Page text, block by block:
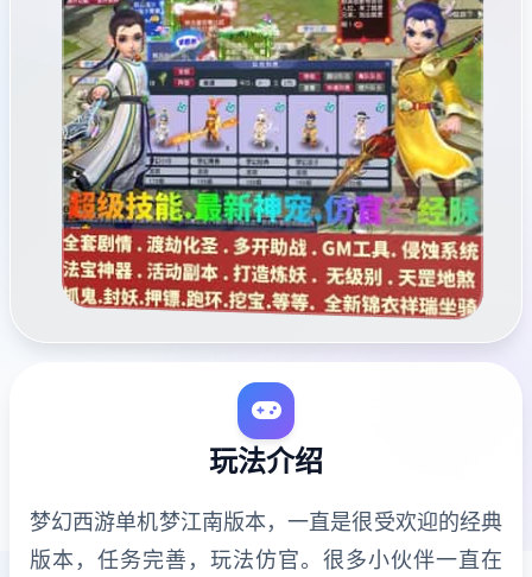
玩法介绍
梦幻西游单机梦江南版本，一直是很受欢迎的经典
版本，任务完善，玩法仿官。很多小伙伴一直在